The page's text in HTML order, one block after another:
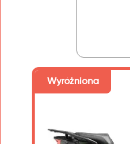
Wyróżniona